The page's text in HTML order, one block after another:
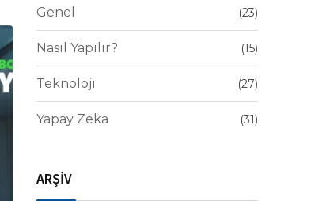
Genel (23)
Nasıl Yapılır? (15)
Teknoloji (27)
Yapay Zeka (31)
ARŞİV